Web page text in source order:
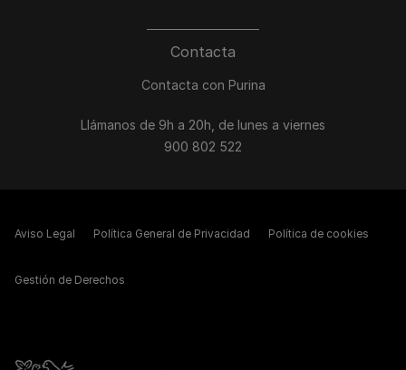
Contacta
Contacta con Purina
Llámanos de 9h a 20h, de lunes a viernes
900 802 522
Aviso Legal Política General de Privacidad Política de cookies
Gestión de Derechos